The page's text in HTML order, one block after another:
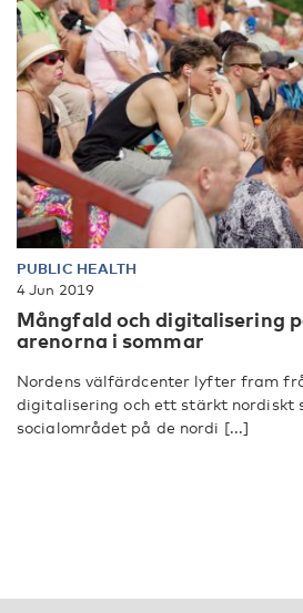
PUBLIC HEALTH
4 Jun 2019
Mångfald och digitalisering
arenorna i sommar
Nordens välfärdcenter lyfter fram
digitalisering och ett stärkt nordiskt
socialområdet på de nordi [...]